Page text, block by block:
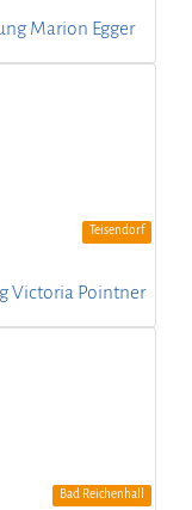
Marion Egger
Teisendorf
Victoria Pointner
Bad Reichenhall